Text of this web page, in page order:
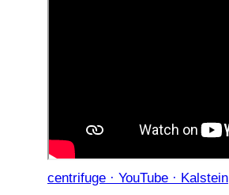
centrifuge · YouTube · Kalstein